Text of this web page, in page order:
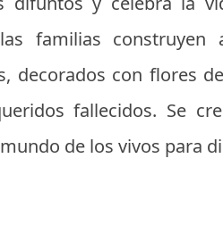
familias
decorados con flores
fallecidos. Se
de los vivos para